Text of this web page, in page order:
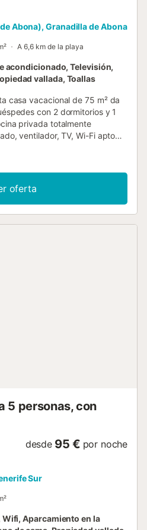
Abona), Granadilla de Abona
A 6,6 km de la playa
acondicionado, Televisión,
vallada, Toallas
casa vacacional de 75 m² da
con 2 dormitorios y 1
privada totalmente
ventilador, TV, Wi-Fi apto
para familias que
terraza privada sin cubrir
montaña y al mar. La piscina
un refrescante escape,
brinda un entorno
oferta
5 personas, con
desde 95 € por noche
Sur
Aparcamiento en la